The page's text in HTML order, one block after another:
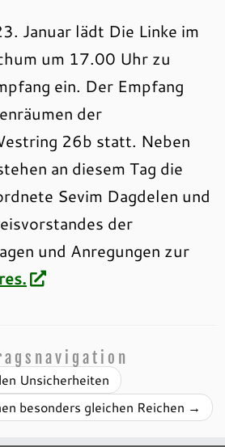
Januar lädt Die Linke im
um 17.00 Uhr zu
ein. Der Empfang
der
26b statt. Neben
an diesem Tag die
Sevim Dagdelen und
der
und Anregungen zur
Unsicherheiten
besonders gleichen Reichen →